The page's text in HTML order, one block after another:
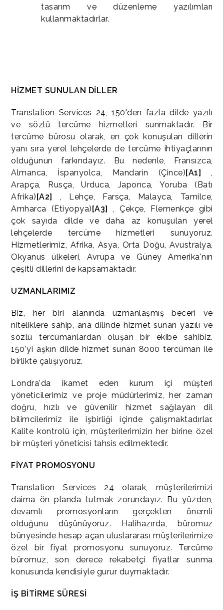
tasarım ve düzenleme yazılımları
kullanmaktadırlar.
HİZMET SUNULAN DİLLER
Translation Services 24, 150'den fazla dilde yazılı
ve sözlü tercüme hizmetleri sunmaktadır. Bir
tercüme bürosu olarak, en çok konuşulan dillerin
yanı sıra yerel lehçelerde de tercüme ihtiyaçlarının
olduğunun farkındayız. Bu nedenle, Fransızca,
Almanca, İspanyolca, Mandarin (Çince)[A1] ,
Arapça, Rusça, Urduca, Japonca, Yoruba (Batı
Afrika)[A2]
, Lehçe, Farsça, Malayca, Tamilce,
Amharca (Etiyopya)[A3] , Çekçe, Flemenkçe gibi
çok sayıda dilde ve daha az konuşulan yerel
lehçelerde tercüme hizmetleri sunuyoruz.
Hizmetlerimiz, Afrika, Asya, Orta Doğu, Avustralya,
Okyanus ülkeleri, Avrupa ve Güney Amerika'nın
çeşitli dillerini de kapsamaktadır.
UZMANLARIMIZ
Biz, her biri alanında uzmanlaşmış beceri ve
niteliklere sahip, ana dilinde hizmet sunan yazılı ve
sözlü tercümanlardan oluşan bir ekibe sahibiz.
150'yi aşkın dilde hizmet sunan 8000 tercüman ile
birlikte çalışıyoruz.
Londra'da ikamet eden kurum içi müşteri
yöneticilerimiz ve proje müdürlerimiz, her zaman
doğru, hızlı ve güvenilir hizmet sağlayan dil
bilimcilerimiz ile işbirliği içinde çalışmaktadırlar.
Kalite kontrolü için, müşterilerimizin her birine özel
bir müşteri yöneticisi tahsis edilmektedir.
FİYAT PROMOSYONU
Translation Services 24 olarak, müşterilerimizi
daima ön planda tutmak zorundayız. Bu yüzden,
devamlı promosyonların gerçekten önemli
olduğunu düşünüyoruz. Halihazırda, büromuz
bünyesinde hesap açan uluslararası müşterilerimize
özel bir fiyat promosyonu sunuyoruz. Tercüme
büromuz, son derece rekabetçi fiyatlar sunma
konusunda kendisiyle gurur duymaktadır.
İŞ BİTİRME SÜRESİ